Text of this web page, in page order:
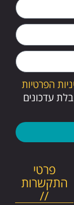
הפרטיות
עדכונים
פרטי
התקשרות
//